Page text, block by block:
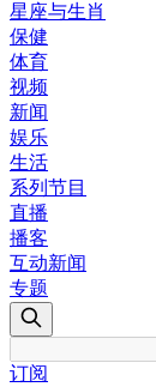
星座与生肖
保健
体育
视频
新闻
娱乐
生活
系列节目
直播
播客
互动新闻
专题
订阅